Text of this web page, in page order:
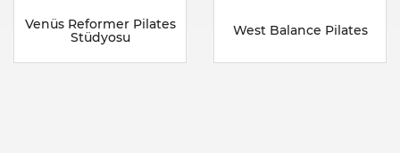
Venüs Reformer Pilates
Stüdyosu
West Balance Pilates